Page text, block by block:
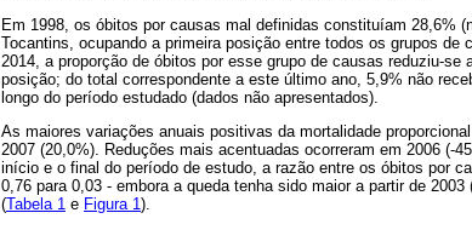
Em 1998, os óbitos por causas mal definidas constituíam 28,6%
Tocantins, ocupando a primeira posição entre todos os grupos
2014, a proporção de óbitos por esse grupo de causas reduziu-
posição; do total correspondente a este último ano, 5,9% não
longo do período estudado (dados não apresentados).
As maiores variações anuais positivas da mortalidade
2007 (20,0%). Reduções mais acentuadas ocorreram em 2006 (-
início e o final do período de estudo, a razão entre os óbitos por
0,76 para 0,03 - embora a queda tenha sido maior a partir de
(Tabela 1 e Figura 1).